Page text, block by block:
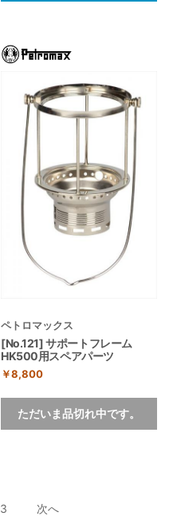
ペトロマックス
[No.121] サポートフレーム
HK500用スペアパーツ
￥8,800
ただいま品切れ中です。
3 次へ